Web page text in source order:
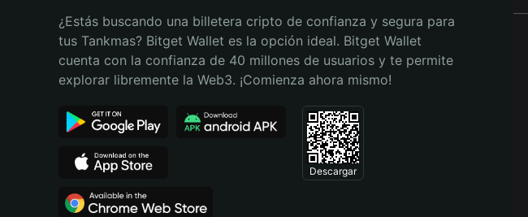
Bahasa Indonesia
Português (Brasil)
¿Estás buscando una billetera cripto de confianza y segura para
tus Tankmas? Bitget Wallet es la opción ideal. Bitget Wallet
cuenta con la confianza de 40 millones de usuarios y te permite
explorar libremente la Web3. ¡Comienza ahora mismo!
Descargar